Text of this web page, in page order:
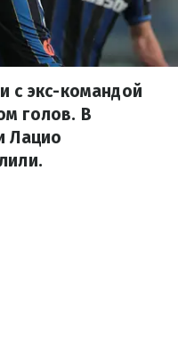
с экс-командой
голов. В
Лацио